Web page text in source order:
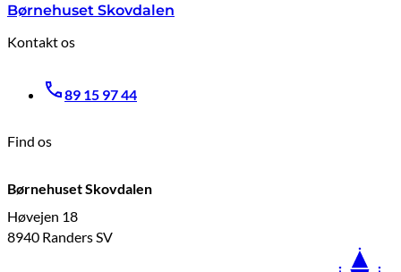
Børnehuset Skovdalen
Kontakt os
89 15 97 44
Find os
Børnehuset Skovdalen
Høvejen 18
8940 Randers SV